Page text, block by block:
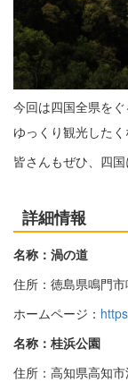
今回は四国全県を
ゆっくり観光したく
皆さんもぜひ、四
詳細情報
名称：渦の道
住所：徳島県鳴門市
ホームページ：
名称：桂浜公園
住所：高知県高知市